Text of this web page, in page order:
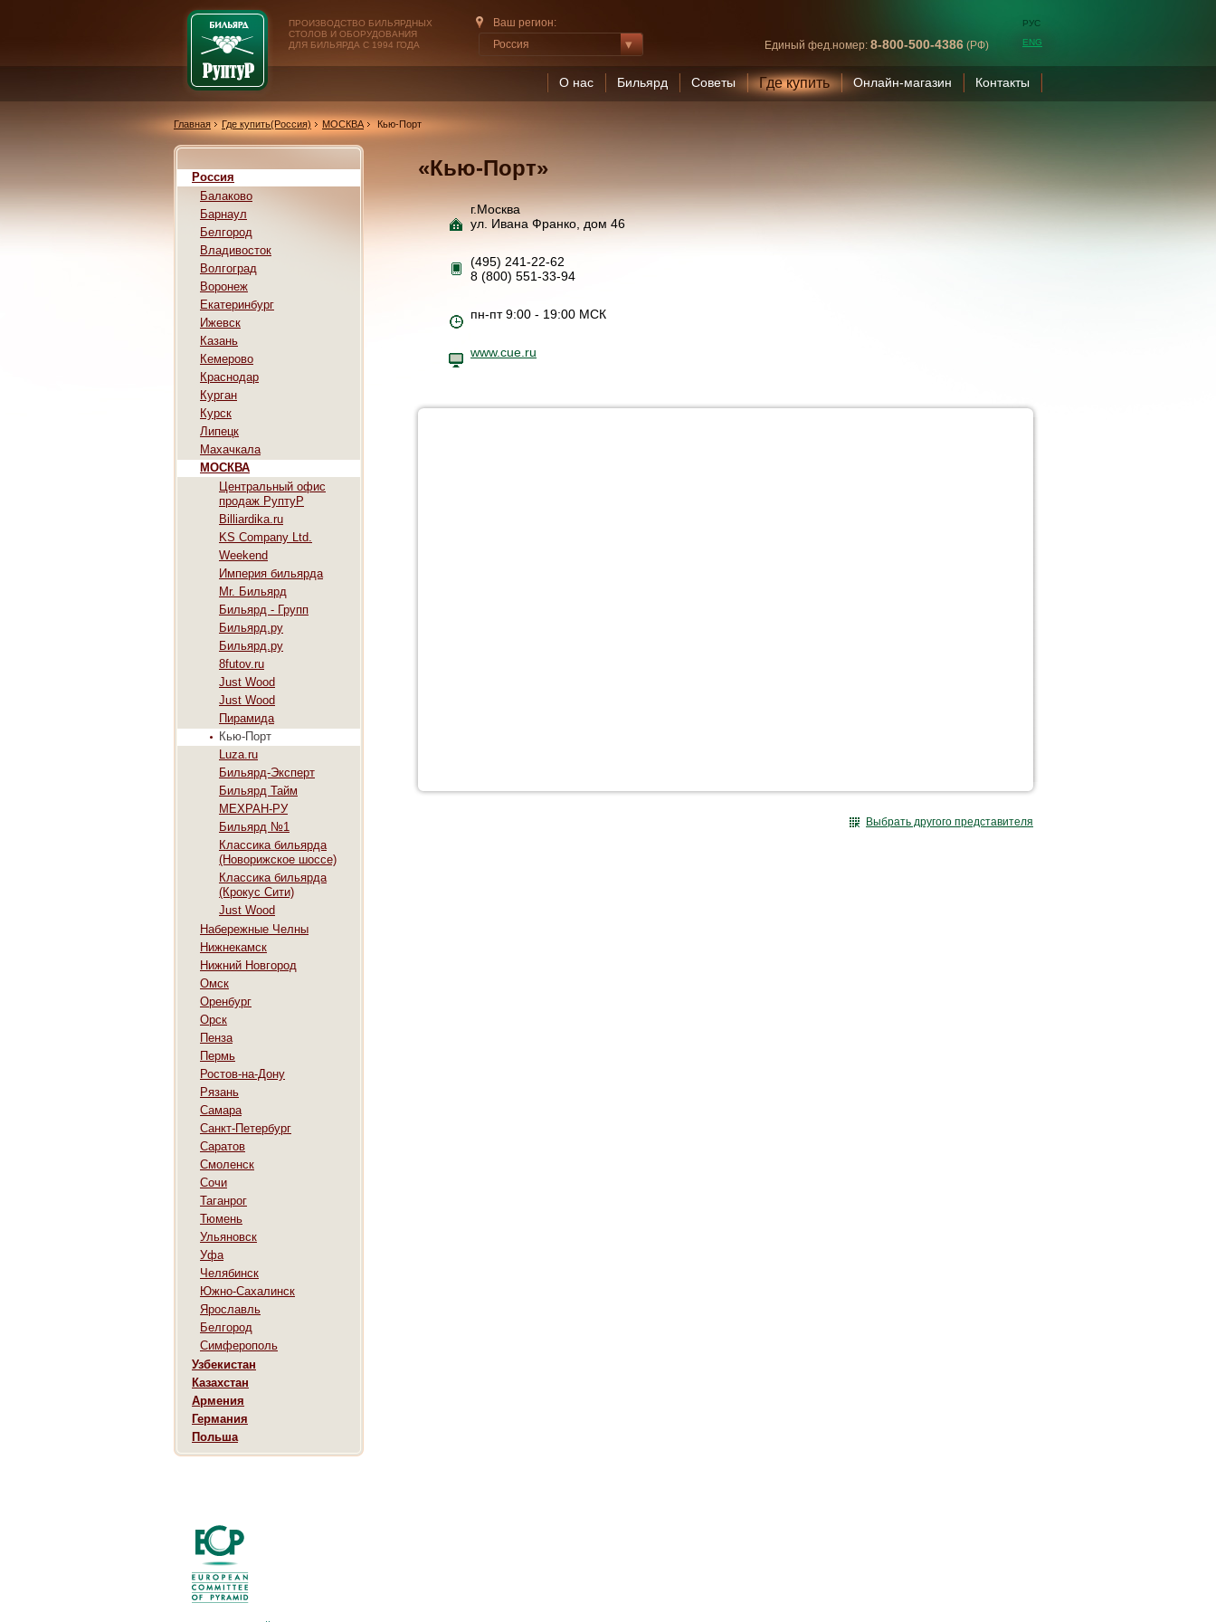
ПРОИЗВОДСТВО БИЛЬЯРДНЫХ
СТОЛОВ И ОБОРУДОВАНИЯ
ДЛЯ БИЛЬЯРДА С 1994 ГОДА
РУС
ENG
Ваш регион:
Россия
Единый фед.номер: 8-800-500-4386 (РФ)
О нас Бильярд Советы Где купить Онлайн-магазин Контакты
Главная Где купить(Россия) МОСКВА Кью-Порт
Россия
Балаково
Барнаул
Белгород
Владивосток
Волгоград
Воронеж
Екатеринбург
Ижевск
Казань
Кемерово
Краснодар
Курган
Курск
Липецк
Махачкала
МОСКВА
Центральный офис
продаж РуптуР
Billiardika.ru
KS Company Ltd.
Weekend
Империя бильярда
Mr. Бильярд
Бильярд - Групп
Бильярд.ру
Бильярд.ру
8futov.ru
Just Wood
Just Wood
Пирамида
Кью-Порт
Luza.ru
Бильярд-Эксперт
Бильярд Тайм
МЕХРАН-РУ
Бильярд №1
Классика бильярда
(Новорижское шоссе)
Классика бильярда
(Крокус Сити)
Just Wood
Набережные Челны
Нижнекамск
Нижний Новгород
Омск
Оренбург
Орск
Пенза
Пермь
Ростов-на-Дону
Рязань
Самара
Санкт-Петербург
Саратов
Смоленск
Сочи
Таганрог
Тюмень
Ульяновск
Уфа
Челябинск
Южно-Сахалинск
Ярославль
Белгород
Симферополь
Узбекистан
Казахстан
Армения
Германия
Польша
«Кью-Порт»
г.Москва
ул. Ивана Франко, дом 46
(495) 241-22-62
8 (800) 551-33-94
пн-пт 9:00 - 19:00 МСК
www.cue.ru
Выбрать другого представителя